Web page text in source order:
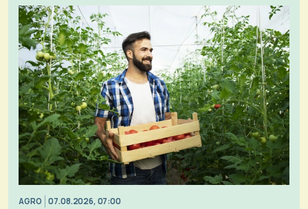
AGRO 07.08.2026, 07:00